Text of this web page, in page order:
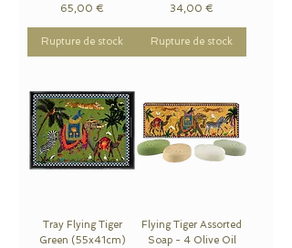
Prix
65,00 €
Rupture de stock
Prix
34,00 €
Rupture de stock
Tray Flying Tiger
Green (55x41cm)
Flying Tiger Assorted
Soap - 4 Olive Oil